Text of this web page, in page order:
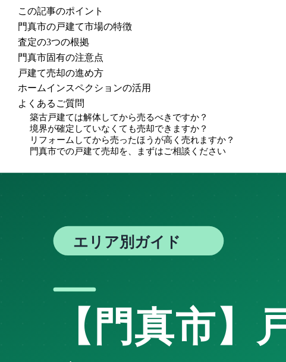
この記事のポイント
門真市の戸建て市場の特徴
査定の3つの根拠
門真市固有の注意点
戸建て売却の進め方
ホームインスペクションの活用
よくあるご質問
築古戸建ては解体してから売るべきですか？
境界が確定していなくても売却できますか？
リフォームしてから売ったほうが高く売れますか？
門真市での戸建て売却を、まずはご相談ください
この記事のポイント
再建築不可・古家付き土地の取扱い